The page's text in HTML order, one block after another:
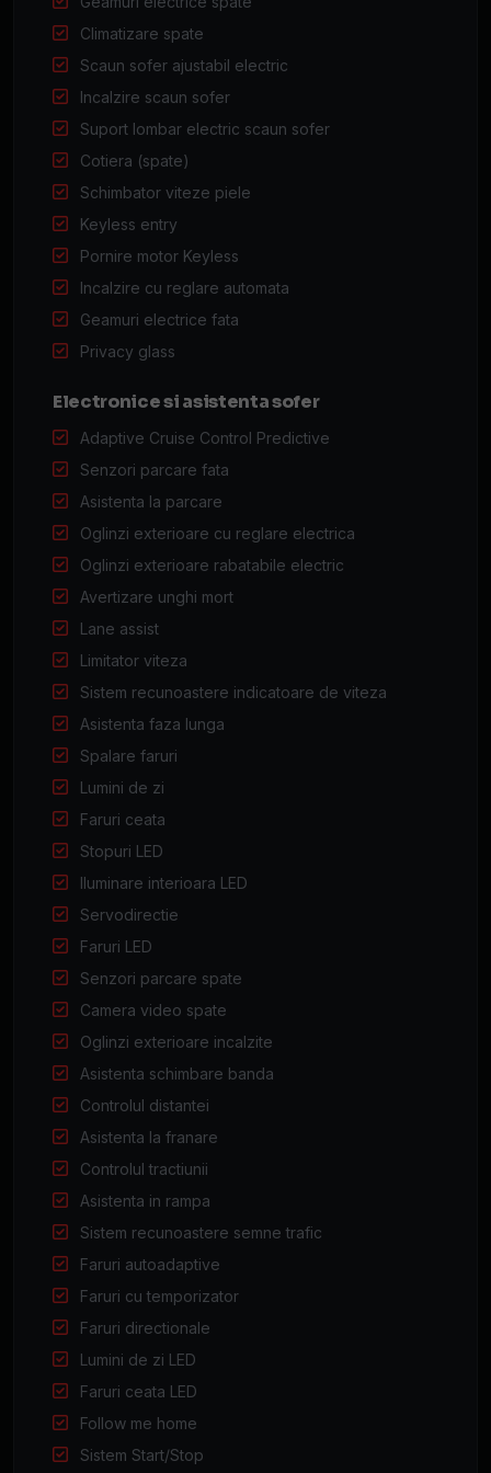
Climatizare spate
Scaun sofer ajustabil electric
Incalzire scaun sofer
Suport lombar electric scaun sofer
Cotiera (spate)
Schimbator viteze piele
Keyless entry
Pornire motor Keyless
Incalzire cu reglare automata
Geamuri electrice fata
Privacy glass
Electronice si asistenta sofer
Adaptive Cruise Control Predictive
Senzori parcare fata
Asistenta la parcare
Oglinzi exterioare cu reglare electrica
Oglinzi exterioare rabatabile electric
Avertizare unghi mort
Lane assist
Limitator viteza
Sistem recunoastere indicatoare de viteza
Asistenta faza lunga
Spalare faruri
Lumini de zi
Faruri ceata
Stopuri LED
Iluminare interioara LED
Servodirectie
Faruri LED
Senzori parcare spate
Camera video spate
Oglinzi exterioare incalzite
Asistenta schimbare banda
Controlul distantei
Asistenta la franare
Controlul tractiunii
Asistenta in rampa
Sistem recunoastere semne trafic
Faruri autoadaptive
Faruri cu temporizator
Faruri directionale
Lumini de zi LED
Faruri ceata LED
Follow me home
Sistem Start/Stop